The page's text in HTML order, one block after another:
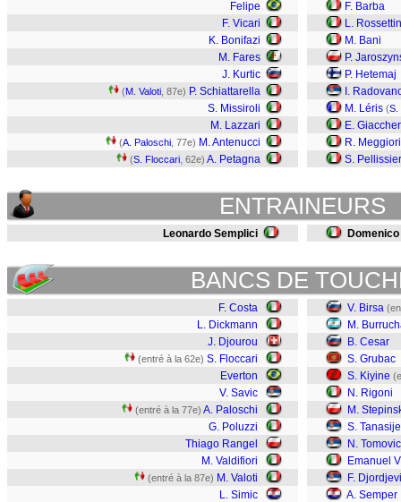
Felipe
F. Vicari
K. Bonifazi
M. Fares
J. Kurtic
(M. Valoti , 87e) P. Schiattarella
S. Missiroli
M. Lazzari
(A. Paloschi , 77e) M. Antenucci
(S. Floccari , 62e) A. Petagna
F. Barba
L.
M. Bani
P.
P. Hetemaj
I.
M. Léris (S.
E.
R.
S. Pellissier
ENTRAINEURS
Leonardo Semplici
BANCS DE
F. Costa
L. Dickmann
J. Djourou
(entré à la 62e) S. Floccari
Everton
V. Savic
(entré à la 77e) A. Paloschi
G. Poluzzi
Thiago Rangel
M. Valdifiori
(entré à la 87e) M. Valoti
L. Simic
V. Birsa
M.
B. Cesar
S. Grubac
S. Kiyine
N. Rigoni
M.
S.
N. Tomovic
Emanuel
F.
A. Semper